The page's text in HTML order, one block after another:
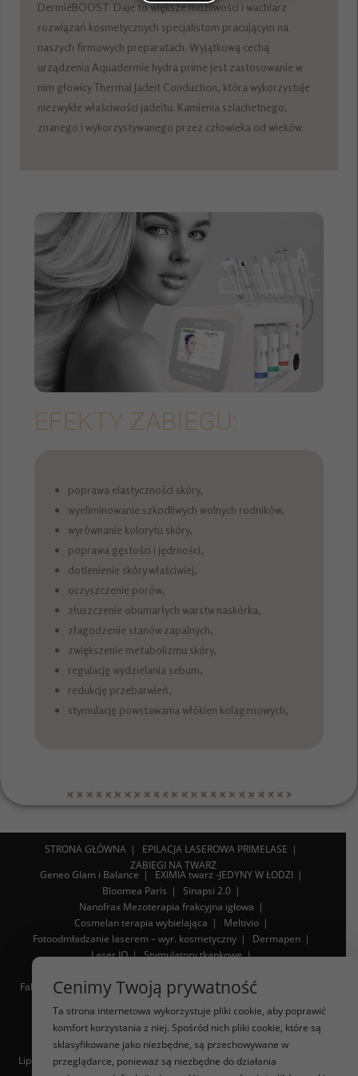
DermiéBOOST. Daje to większe możliwości i wachlarz
rozwiązań kosmetycznych specjalistom pracującym na
naszych firmowych preparatach. Wyjątkową cechą
urządzenia Aquadermie hydra prime jest zastosowanie w
nim głowicy Thermal Jadeit Conduction, która wykorzystuje
niezwykłe właściwości jadeitu. Kamienia szlachetnego,
znanego i wykorzystywanego przez człowieka od wieków.
EFEKTY ZABIEGU:
poprawa elastyczności skóry,
wyeliminowanie szkodliwych wolnych rodników,
wyrównanie kolorytu skóry,
poprawa gęstości i jędrności,
dotlenienie skóry właściwiej,
oczyszczenie porów,
złuszczenie obumarłych warstw naskórka,
złagodzenie stanów zapalnych,
zwiększenie metabolizmu skóry,
regulację wydzielania sebum,
redukcję przebarwień,
stymulację powstawania włókien kolagenowych,
STRONA GŁÓWNA
EPILACJA LASEROWA PRIMELASE
ZABIEGI NA TWARZ
Geneo Glam i Balance
EXIMIA twarz -JEDYNY W ŁODZI
Bloomea Paris
Sinapsi 2.0
Nanofrax Mezoterapia frakcyjna igłowa
Cosmelan terapia wybielająca
Meltivio
Fotoodmładzanie laserem – wyr. kosmetyczny
Dermapen
Laser IQ
Stymulatory tkankowe
Fala uderzeniowa STORZ
RF Mikroigłowa Infinite
WYSZCZUPLANIE SYLWETKI
Liposukcja
Innari sylwetka, zmniejszenie cellulitu
Lipoliza iniekcyjna
Sauna karbonowa
Fala uderzeniowa Storz
Cenimy Twoją prywatność
Ta strona internetowa wykorzystuje pliki cookie, aby poprawić
komfort korzystania z niej. Spośród nich pliki cookie, które są
sklasyfikowane jako niezbędne, są przechowywane w
przeglądarce, ponieważ są niezbędne do działania